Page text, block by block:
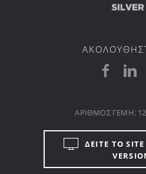
ΔΕΙΤΕ ΤΟ
ΑΡΙΘΜΟΣ ΓΕΜΗ: